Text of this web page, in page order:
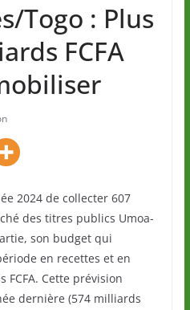
Togo : Plus
FCFA
2024 de collecter 607
des titres publics Umoa-
son budget qui
en recettes et en
FCFA. Cette prévision
dernière (574 milliards